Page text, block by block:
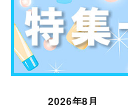
2026年8月